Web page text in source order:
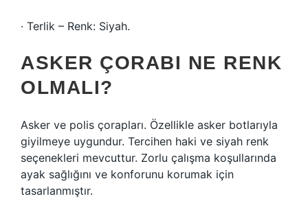
· Terlik – Renk: Siyah.
ASKER ÇORABI NE RENK
OLMALI?
Asker ve polis çorapları. Özellikle asker botlarıyla
giyilmeye uygundur. Tercihen haki ve siyah renk
seçenekleri mevcuttur. Zorlu çalışma koşullarında
ayak sağlığını ve konforunu korumak için
tasarlanmıştır.